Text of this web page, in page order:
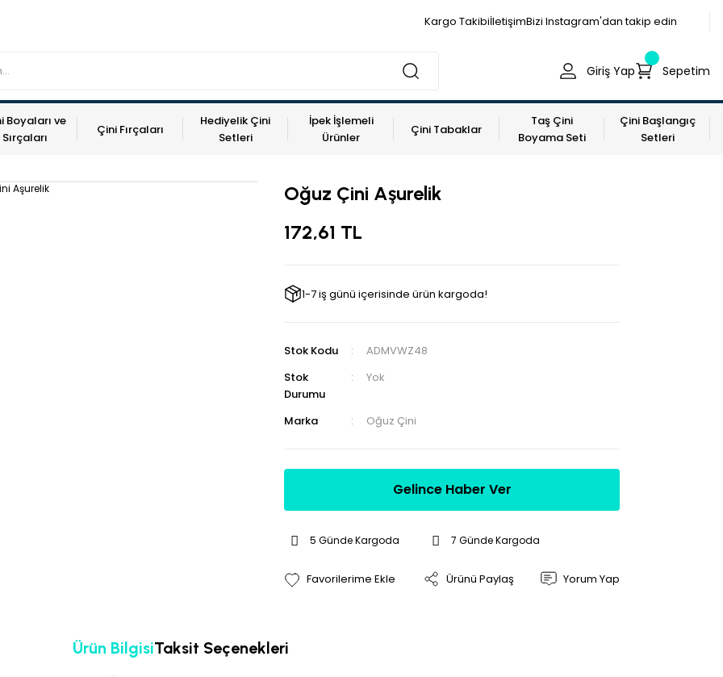
Kargo TakibiİletişimBizi Instagram'dan takip edin
Giriş Yap Sepetim
Boyaları ve
Sırçaları
Çini Fırçaları
Hediyelik Çini
Setleri
İpek İşlemeli
Ürünler
Çini Tabaklar
Taş Çini
Boyama Seti
Çini Başlangıç
Setleri
Oğuz Çini Aşurelik
172,61 TL
1-7 iş günü içerisinde ürün kargoda!
Stok Kodu
ADMVWZ48
Stok
Durumu
Yok
Marka Oğuz Çini
Gelince Haber Ver
5 Günde Kargoda 7 Günde Kargoda
Ürünü Paylaş Yorum Yap
Ürün BilgisiTaksit Seçenekleri